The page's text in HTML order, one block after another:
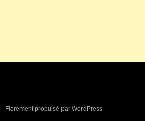
Fièrement propulsé par WordPress